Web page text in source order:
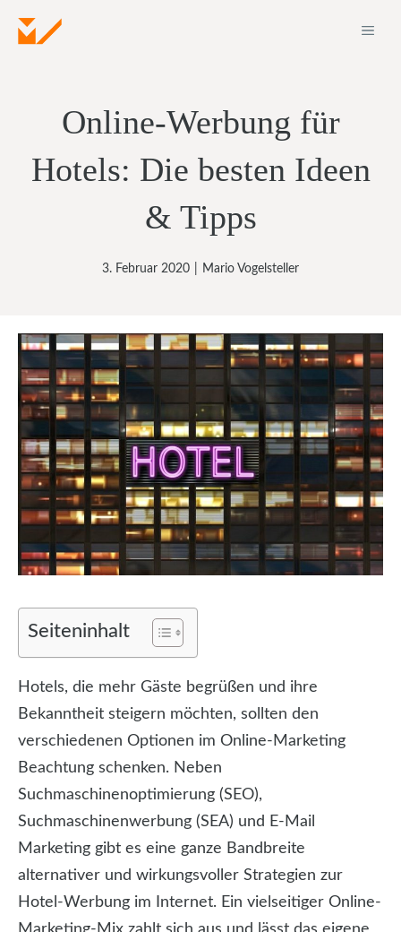
Inhalt
Online-Werbung für
Hotels: Die besten Ideen
& Tipps
3. Februar 2020 Mario Vogelsteller
Seiteninhalt
Hotels, die mehr Gäste begrüßen und ihre
Bekanntheit steigern möchten, sollten den
verschiedenen Optionen im Online-Marketing
Beachtung schenken. Neben
Suchmaschinenoptimierung (SEO),
Suchmaschinenwerbung (SEA) und E-Mail
Marketing gibt es eine ganze Bandbreite
alternativer und wirkungsvoller Strategien zur
Hotel-Werbung im Internet. Ein vielseitiger Online-